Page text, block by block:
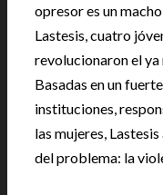
opresor es un
Lastesis, cuatro
revolucionaron el
Basadas en un
instituciones,
las mujeres,
del problema: la